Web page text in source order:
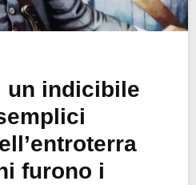
un indicibile
furono i